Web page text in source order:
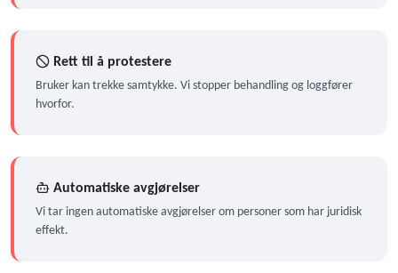
Rett til å protestere
Bruker kan trekke samtykke. Vi stopper behandling og loggfører
hvorfor.
Automatiske avgjørelser
Vi tar ingen automatiske avgjørelser om personer som har juridisk
effekt.